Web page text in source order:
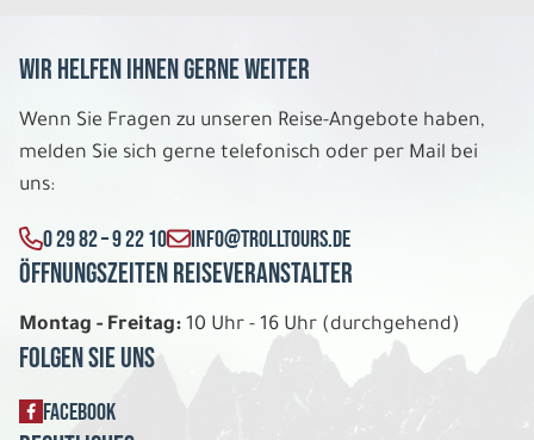
Wir helfen Ihnen gerne weiter
Wenn Sie Fragen zu unseren Reise-Angebote haben,
melden Sie sich gerne telefonisch oder per Mail bei
uns:
0 29 82 – 9 22 10 INFO@TROLLTOURS.DE
Öffnungszeiten Reiseveranstalter
Montag - Freitag: 10 Uhr - 16 Uhr (durchgehend)
Folgen Sie uns
FACEBOOK